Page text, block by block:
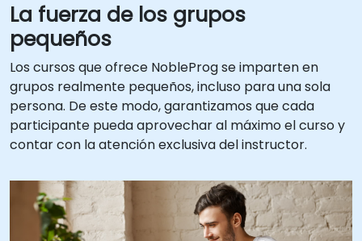
La fuerza de los grupos
pequeños
Los cursos que ofrece NobleProg se imparten en
grupos realmente pequeños, incluso para una sola
persona. De este modo, garantizamos que cada
participante pueda aprovechar al máximo el curso y
contar con la atención exclusiva del instructor.